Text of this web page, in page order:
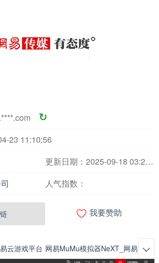
↻
23 11:10:56
更新日期：2025-09-18 03:23:45
人气指数：
 我要赞助
云游戏平台 网易MuMu模拟器NeXT_网易游戏
